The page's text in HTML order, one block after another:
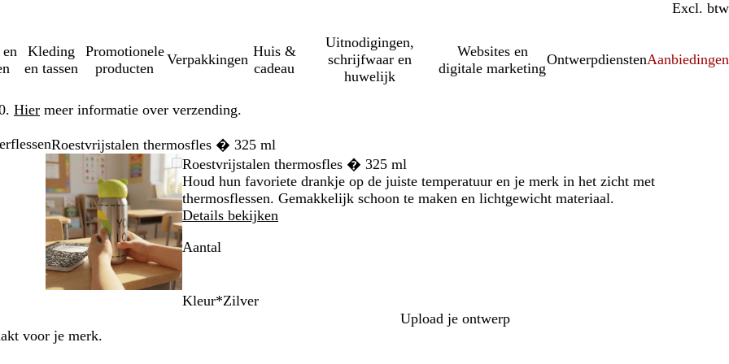
Incl. btw
Excl. btw
Kleding
en tassen
Promotionele
producten
Verpakkingen
Huis &
cadeau
Uitnodigingen,
schrijfwaar en
huwelijk
Websites en
digitale marketing
OntwerpdienstenAanbiedingen
Hier meer informatie over verzending.
Roestvrijstalen thermosfles � 325 ml
Zoombare
afbeelding
Gezoomd
tot
minimum
Klik
om
uit
te
vouwen
Gebruik
plus-
en
mintoetsen
om
te
zoomen
en
pijltjestoetsen
Roestvrijstalen thermosfles � 325 ml
Houd hun favoriete drankje op de juiste temperatuur en je merk in het zicht met
thermosflessen. Gemakkelijk schoon te maken en lichtgewicht materiaal.
Details bekijken
Aantal
Kleur*Zilver
Upload je ontwerp
voor je merk.